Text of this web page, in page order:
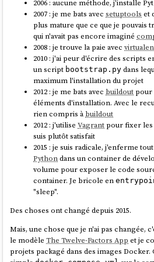
console=ttyS0,115200n8
biosdevname=0 net.ifnames=0"
Ubuntu:
Conclusion de cette analyse : il me semble
reproduireCentOS de manière très
permet davantage de libertés dans son
Fichiers de configuration des
# Configurations système
/etc/NetworkManager/system-
# Configurations utilisateur
Comme souvent,Ubuntupropose un
qui propose un autre format de
nmcli
qui est plus complet et a l'avantage
supportée par toutes les
Theswappinessparameter controls
kernel to move processes out of
the swap disk. Because disks are
this can lead to slower response
applications if processes are too
memory.
swappiness can have a value
swappiness=0tells the
swapping processes out of
long as possible
swappiness=100
swap processes out of
them to swap cache
The default setting in Ubuntu is
Reducing the default value of
installation. A value of
recommended, but feel free to
server installations have different
requirements to desktop systems,
is likely more suitable.
2006 : aucune méthode, j'installe
2007 : je me bats avecsetuptools et
plus mature que ce que je pouvais
qui n'avait pas encore imaginé
2008 : je trouve la paie avec
2010 : j'ai peur d'écrire des scripts
un script bootstrap.py dans
maximum l'installation du projet
2012 : je me bats avec buildout pour
éléments d'installation. Avec le
rien compris à buildout
2012 : j'utiliseVagrant pour fixer les
suis plutôt satisfait
2015 : je suis radicale, j'enferme
Pythondans un container de
volume pour exposer le code
container. Je bricole en
"sleep".
Des choses ont changé depuis 2015.
Mais, une chose que je n'ai pas changée,
le modèleThe Twelve-Factors App et je
projets packagé dans des images